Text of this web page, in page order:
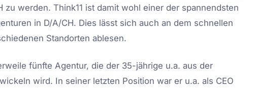
zu werden. Think11 ist damit wohl einer der spannendsten
in D/A/CH. Dies lässt sich auch an dem schnellen
Standorten ablesen.
fünfte Agentur, die der 35-jährige u.a. aus der
wird. In seiner letzten Position war er u.a. als CEO